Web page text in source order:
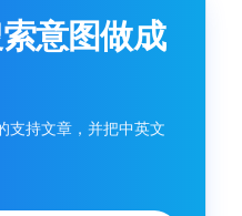
意图做成
支持文章，并把中英文